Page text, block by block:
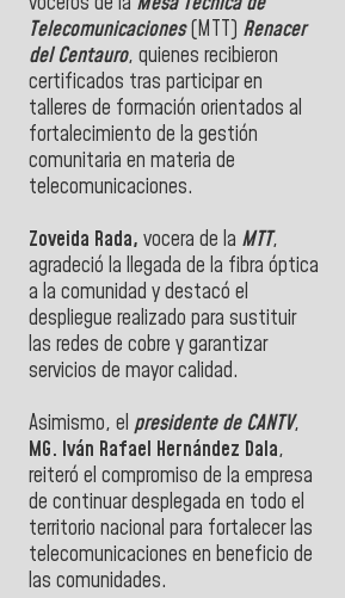
Telecomunicaciones(MTT) Renacer
del Centauro, quienes recibieron
certificados tras participar en
talleres de formación orientados al
fortalecimiento de la gestión
comunitaria en materia de
telecomunicaciones.
Zoveida Rada, vocera de la MTT,
agradeció la llegada de la fibra óptica
a la comunidad y destacó el
despliegue realizado para sustituir
las redes de cobre y garantizar
servicios de mayor calidad.
Asimismo, el presidente de CANTV,
MG. Iván Rafael Hernández Dala,
reiteró el compromiso de la empresa
de continuar desplegada en todo el
territorio nacional para fortalecer las
telecomunicaciones en beneficio de
las comunidades.